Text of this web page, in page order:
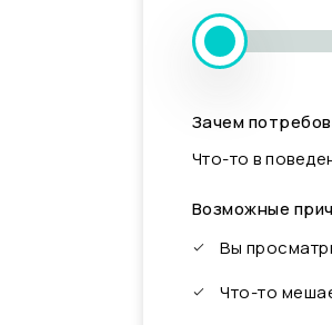
Зачем
Что-то в
Возможные
Вы
Что-то